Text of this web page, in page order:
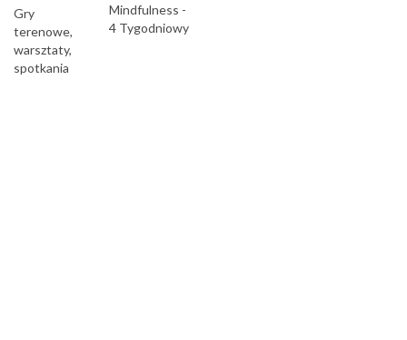
Gry
terenowe,
warsztaty,
spotkania
Mindfulness -
4 Tygodniowy